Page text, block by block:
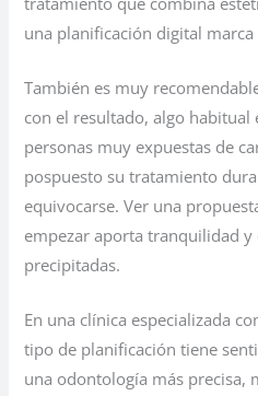
una planificación digital
También es muy
con el resultado, algo habitual
personas muy expuestas de
pospuesto su tratamiento
equivocarse. Ver una
empezar aporta tranquilidad y
precipitadas.
En una clínica especializada
tipo de planificación tiene
una odontología más precisa,